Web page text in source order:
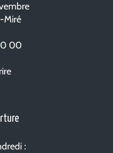
Miré
00
: